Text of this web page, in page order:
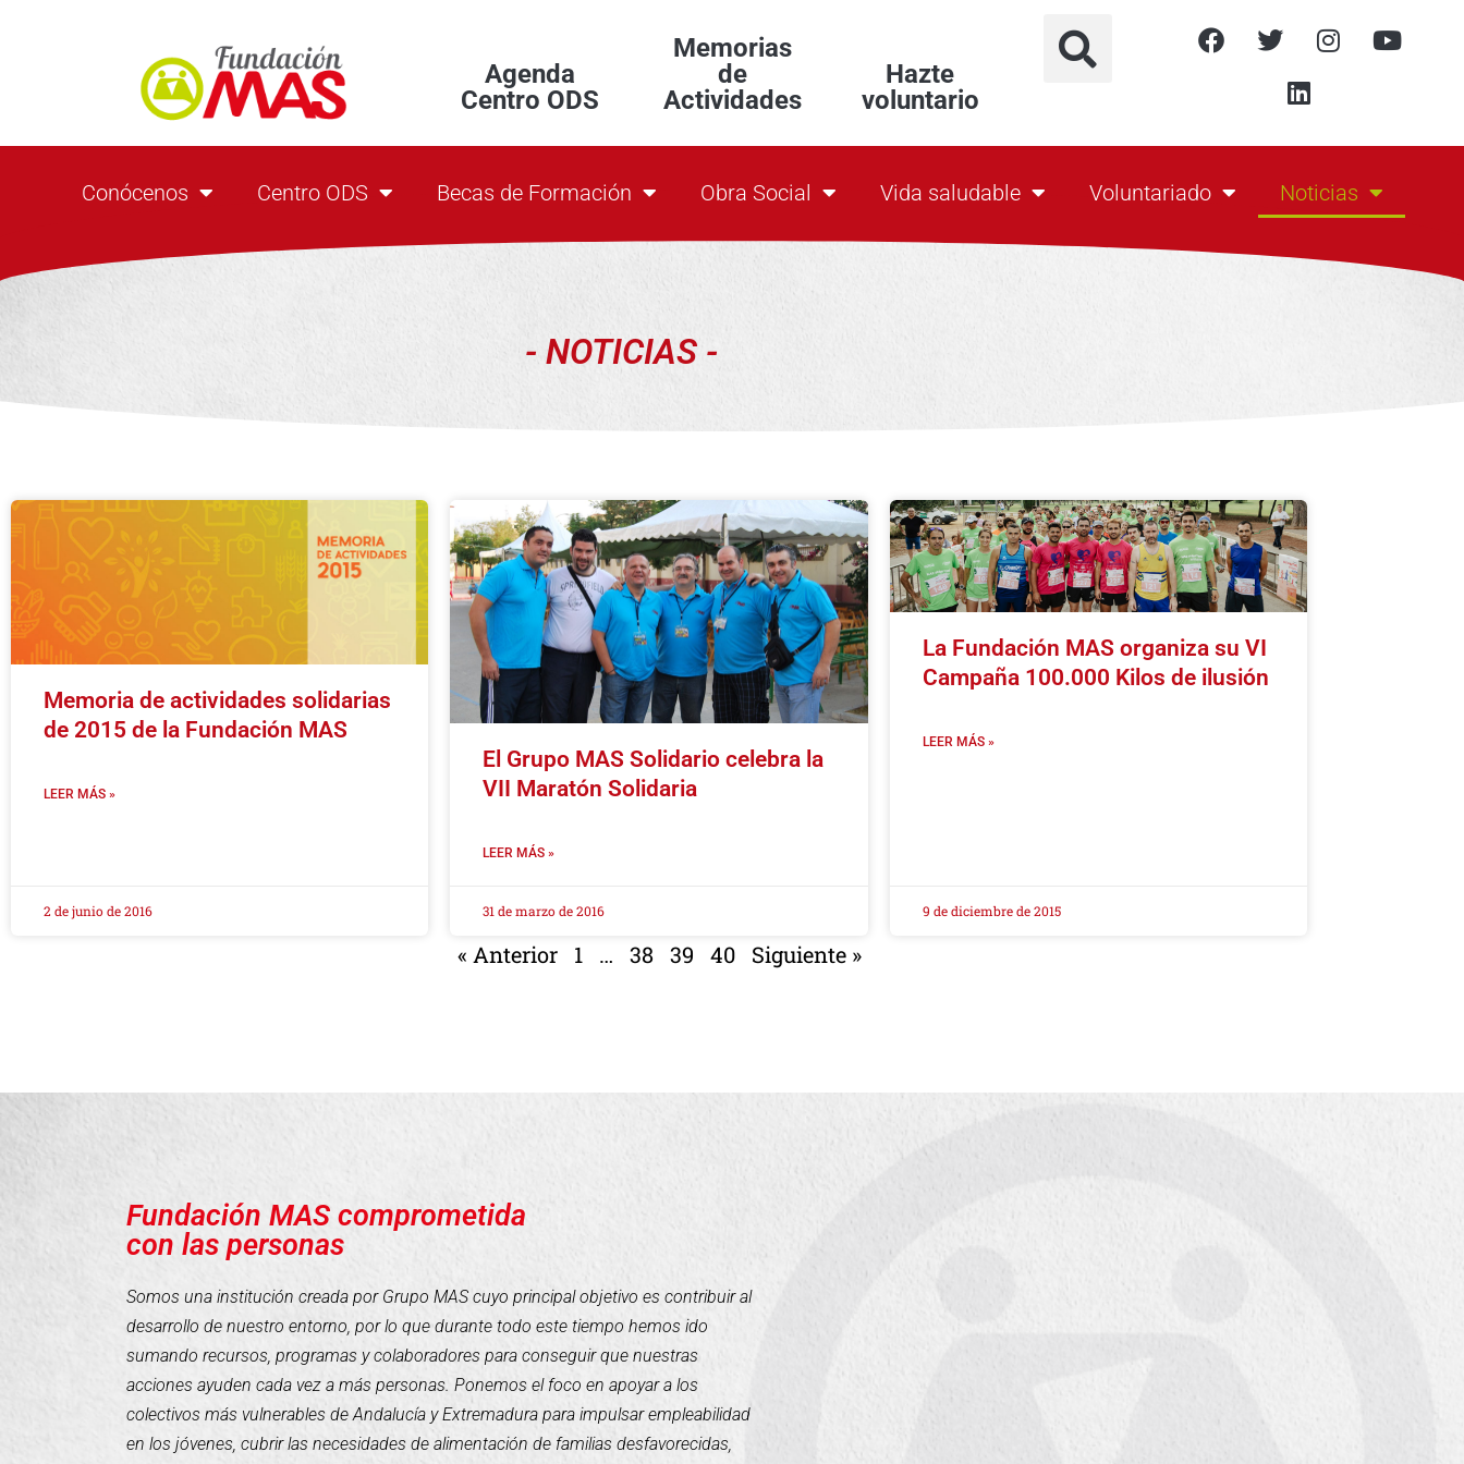
Agenda
Centro ODS
Memorias
de
Actividades
Hazte
voluntario
Conócenos Centro ODS Becas de Formación Obra Social Vida saludable Voluntariado Noticias
- NOTICIAS -
Memoria de actividades solidarias
de 2015 de la Fundación MAS
LEER MÁS »
2 de junio de 2016
El Grupo MAS Solidario celebra la
VII Maratón Solidaria
LEER MÁS »
31 de marzo de 2016
La Fundación MAS organiza su VI
Campaña 100.000 Kilos de ilusión
LEER MÁS »
9 de diciembre de 2015
« Anterior 1 … 38 39 40 Siguiente »
Fundación MAS comprometida
con las personas
Somos una institución creada por Grupo MAS cuyo principal objetivo es contribuir al
desarrollo de nuestro entorno, por lo que durante todo este tiempo hemos ido
sumando recursos, programas y colaboradores para conseguir que nuestras
acciones ayuden cada vez a más personas. Ponemos el foco en apoyar a los
colectivos más vulnerables de Andalucía y Extremadura para impulsar empleabilidad
en los jóvenes, cubrir las necesidades de alimentación de familias desfavorecidas,